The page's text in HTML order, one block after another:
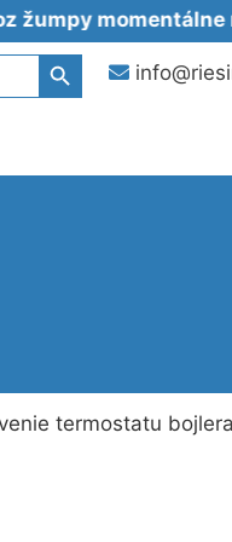
momentálne
Search Button